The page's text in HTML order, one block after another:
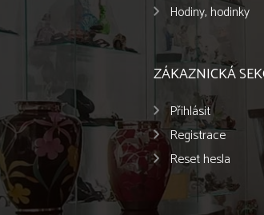
Hodiny, hodinky
ZÁKAZNICKÁ
Přihlásit
Registrace
Reset hesla